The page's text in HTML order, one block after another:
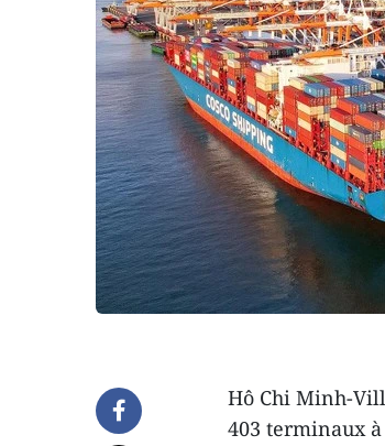
Hô Chi Minh-
403 terminaux